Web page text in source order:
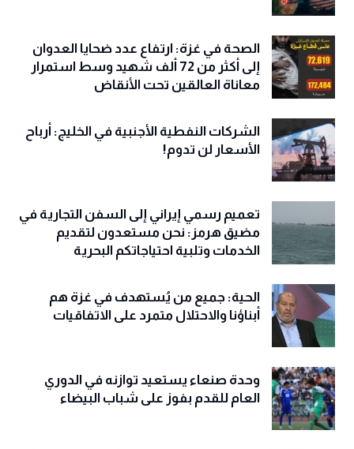
الصحة في غزة: ارتفاع عدد ضحايا العدوان
إلى أكثر من 72 ألف شهيد وسط استمرار
معاناة العالقين تحت الأنقاض
الشركات النفطية الأجنبية في الخليج: أرباح
الأسعار لن تدوم!
تعميم رسمي إيراني إلى السفن التجارية في
مضيق هرمز: نحن مستعدون لتقديم
الخدمات وتلبية احتياجاتكم البحرية
الحية: جميع من يُستهدف في غزة هم
أبناؤنا والاحتلال متمرد على الاتفاقيات
وحدة صنعاء يستعيد توازنه في الدوري
العام للقدم بفوز على شباب البيضاء